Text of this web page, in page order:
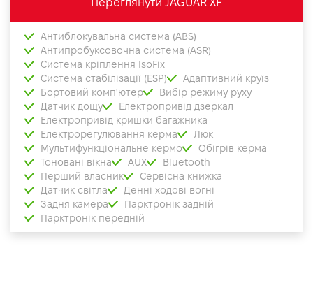
Антиблокувальна система (ABS)
Антипробуксовочна система (ASR)
Система кріплення IsoFix
Система стабілізації (ESP)
Адаптивний круїз
Бортовий комп'ютер
Вибір режиму руху
Датчик дощу
Електропривід дзеркал
Електропривід кришки багажника
Електрорегулювання керма
Люк
Мультифункціональне кермо
Обігрів керма
Тоновані вікна
AUX
Bluetooth
Перший власник
Сервісна книжка
Датчик світла
Денні ходові вогні
Задня камера
Парктронік задній
Парктронік передній